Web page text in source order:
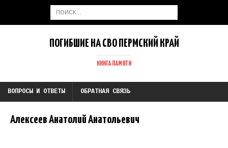
ПОГИБШИЕ НА СВО ПЕРМСКИЙ КРАЙ
КНИГА ПАМЯТИ
ВОПРОСЫ И ОТВЕТЫ ОБРАТНАЯ СВЯЗЬ
Алексеев Анатолий Анатольевич